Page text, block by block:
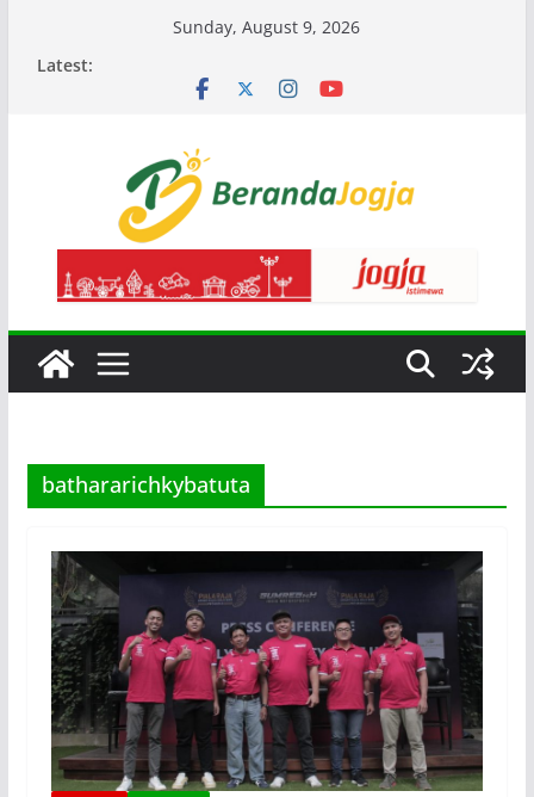
Sunday, August 9, 2026
Latest:
bathararichkybatuta